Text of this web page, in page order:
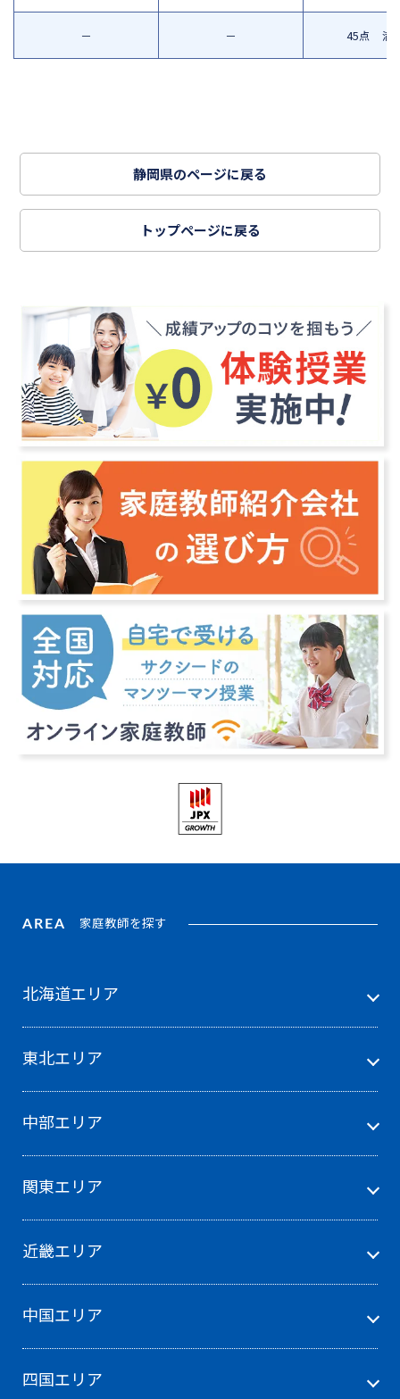
－ － 45点 満
静岡県のページに戻る
トップページに戻る
AREA 家庭教師を探す
北海道エリア
東北エリア
中部エリア
関東エリア
近畿エリア
中国エリア
四国エリア